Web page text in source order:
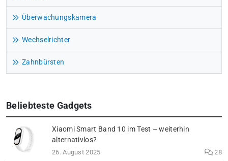
Überwachungskamera
Wechselrichter
Zahnbürsten
Beliebteste Gadgets
Xiaomi Smart Band 10 im Test – weiterhin
alternativlos?
26. August 2025 28